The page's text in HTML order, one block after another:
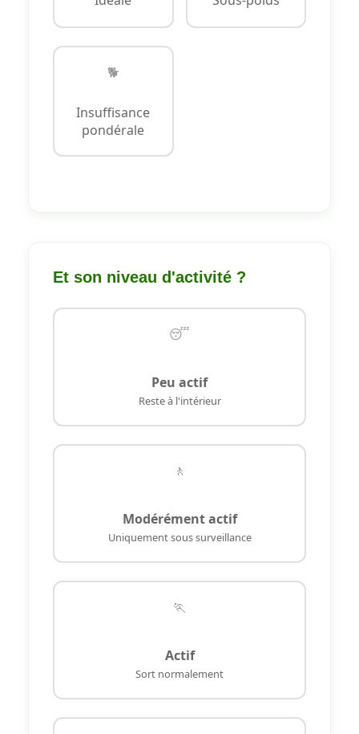
🐕
Insuffisance
pondérale
Et son niveau d'activité ?
😴
Peu actif
Reste à l'intérieur
🚶
Modérément actif
Uniquement sous surveillance
🏃
Actif
Sort normalement